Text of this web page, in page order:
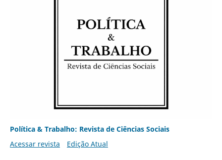
Política & Trabalho: Revista de Ciências Sociais
Acessar revista
Edição Atual